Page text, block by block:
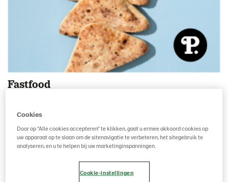
Fastfood
Cookies
Door op “Alle cookies accepteren” te klikken, gaat u ermee akkoord cookies op
uw apparaat op te slaan om de sitenavigatie te verbeteren, het sitegebruik te
analyseren, en u te helpen bij uw marketinginspanningen.
Cookie-instellingen